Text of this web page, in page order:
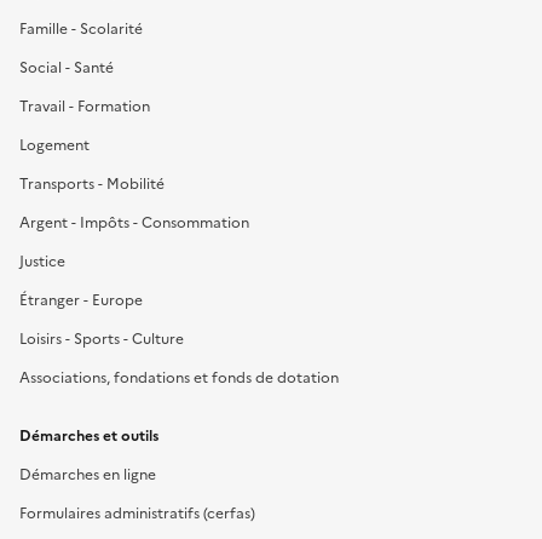
Famille - Scolarité
Social - Santé
Travail - Formation
Logement
Transports - Mobilité
Argent - Impôts - Consommation
Justice
Étranger - Europe
Loisirs - Sports - Culture
Associations, fondations et fonds de dotation
Démarches et outils
Démarches en ligne
Formulaires administratifs (cerfas)